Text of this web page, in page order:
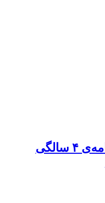
شبی با استایل؛ ویژه‌برنامه‌ی ۴ سالگی